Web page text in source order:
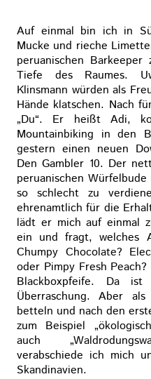
Auf einmal bin ich in
Mucke und rieche
peruanischen
Tiefe des Raumes.
Klinsmann würden als
Hände klatschen. Nach
„Du“. Er heißt Adi,
Mountainbiking in den
gestern einen neuen
Den Gambler 10. Der
peruanischen
so schlecht zu
ehrenamtlich für die
lädt er mich auf einmal
ein und fragt, welches
Chumpy Chocolate?
oder Pimpy Fresh
Blackboxpfeife. Da
Überraschung. Aber
betteln und nach den
zum Beispiel
auch
verabschiede ich mich
Skandinavien.